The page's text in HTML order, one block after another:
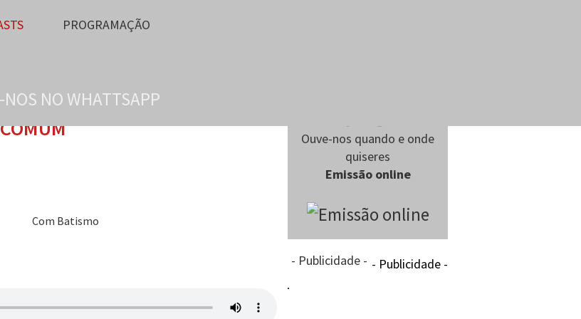
PROGRAMAÇÃO
Com Batismo
Ouve-nos quando e onde
quiseres
Emissão online
- Publicidade - - Publicidade -